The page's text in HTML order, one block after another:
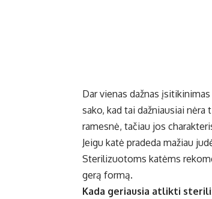
Dar vienas dažnas
sako, kad tai dažniausiai
ramesnė, tačiau jos
Jeigu katė pradeda mažiau
Sterilizuotoms katėms
gerą formą.
Kada geriausia atlikti